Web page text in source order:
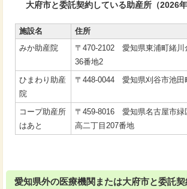
大府市と委託契約している助産所（2026年
施設名 住所
みか助産院
〒470-2102 愛知県東浦町緒川
36番地2
ひまわり助産
院
〒448-0044 愛知県刈谷市池田
コープ助産所
はあと
〒459-8016 愛知県名古屋市緑
高二丁目207番地
愛知県外の医療機関または大府市と委託